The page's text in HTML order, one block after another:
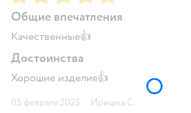
Общие впечатления
Качественные👍
Достоинства
Хорошие изделия👍
05 февраля 2025 · Иришка С.